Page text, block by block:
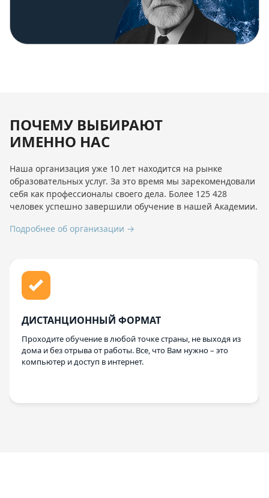
ПОЧЕМУ ВЫБИРАЮТ
ИМЕННО НАС
Наша организация уже 10 лет находится на рынке
образовательных услуг. За это время мы зарекомендовали
себя как профессионалы своего дела. Более 125 428
человек успешно завершили обучение в нашей Академии.
Подробнее об организации →
ДИСТАНЦИОННЫЙ ФОРМАТ
Проходите обучение в любой точке страны, не выходя из
дома и без отрыва от работы. Все, что Вам нужно – это
компьютер и доступ в интернет.